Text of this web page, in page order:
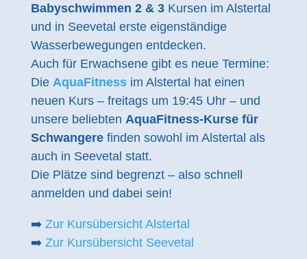
Babyschwimmen 2 & 3Kursen im Alstertal
und in Seevetal erste eigenständige
Wasserbewegungen entdecken.
Auch für Erwachsene gibt es neue Termine:
Die AquaFitnessim Alstertal hat einen
neuen Kurs – freitags um 19:45 Uhr – und
unsere beliebten AquaFitness-Kurse für
Schwangerefinden sowohl im Alstertal als
auch in Seevetal statt.
Die Plätze sind begrenzt – also schnell
anmelden und dabei sein!
➡️ Zur Kursübersicht Alstertal
➡️ Zur Kursübersicht Seevetal